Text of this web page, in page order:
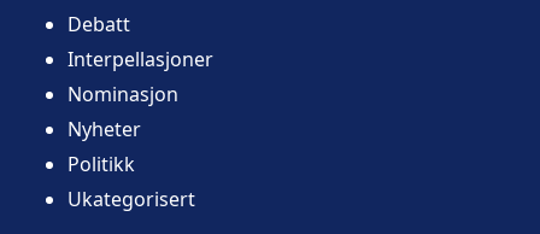
Debatt
Interpellasjoner
Nominasjon
Nyheter
Politikk
Ukategorisert